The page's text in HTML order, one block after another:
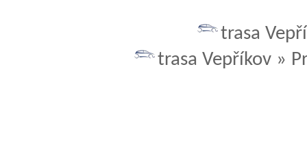
trasa
trasa Vepříkov »